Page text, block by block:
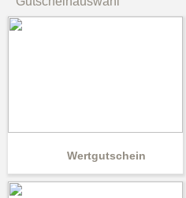
Wertgutschein